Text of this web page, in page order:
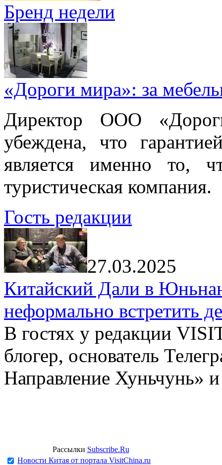
Бренд недели
«Дороги мира»: за
Директор ООО
убеждена, что
является именно то,
туристическая компания.
Гость редакции
27.03.2025
Китайский Дали в
неформально встретить
В гостях у редакции
блогер, основатель
Направление Хуньчунь»
Рассылки Subscribe.Ru
Новости Китая от портала VisitChina.ru